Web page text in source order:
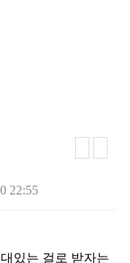
22:55
있는 걸로 받자는